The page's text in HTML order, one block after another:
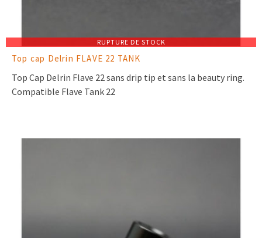
RUPTURE DE STOCK
Top cap Delrin FLAVE 22 TANK
Top Cap Delrin Flave 22 sans drip tip et sans la beauty ring.
Compatible Flave Tank 22